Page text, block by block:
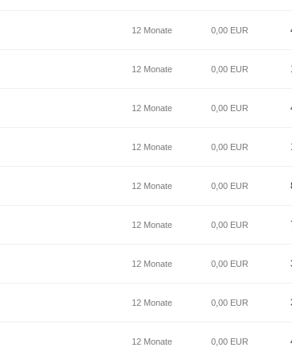
12 Monate 0,00 EUR
12 Monate 0,00 EUR
12 Monate 0,00 EUR
12 Monate 0,00 EUR
12 Monate 0,00 EUR
12 Monate 0,00 EUR
12 Monate 0,00 EUR
12 Monate 0,00 EUR
12 Monate 0,00 EUR